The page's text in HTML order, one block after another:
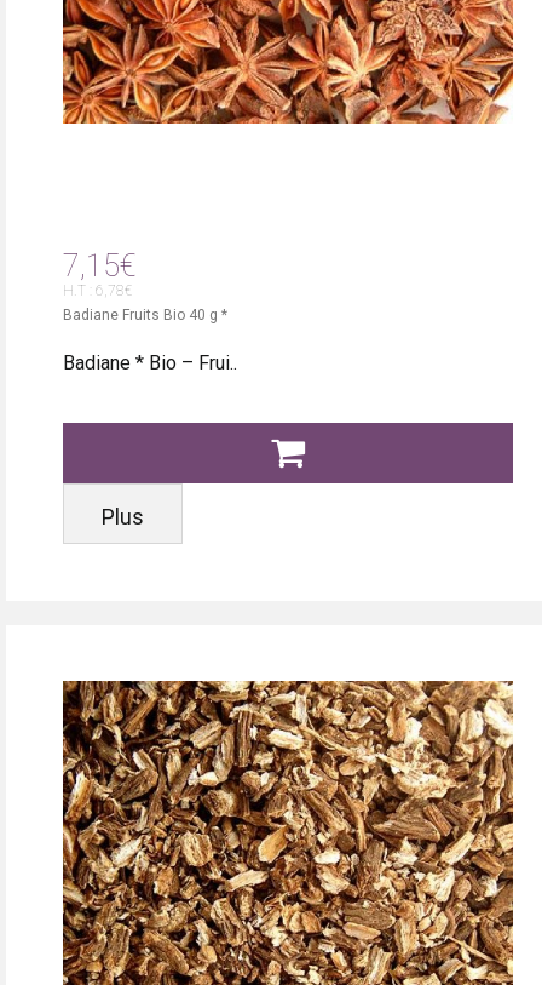
7,15€
H.T : 6,78€
Badiane Fruits Bio 40 g *
Badiane * Bio – Frui..
Plus